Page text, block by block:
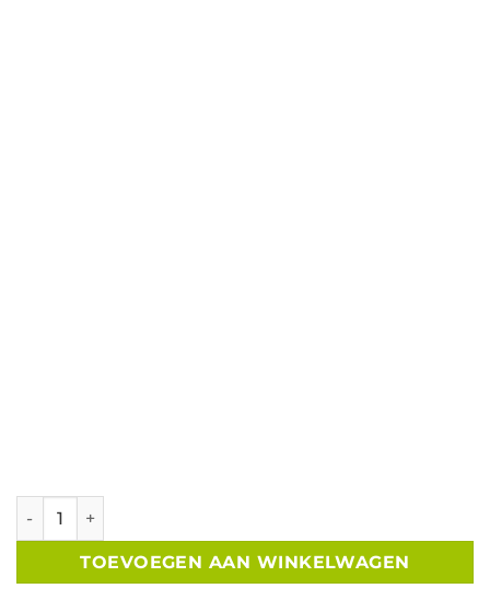
Tuinkamer met glazen schuifwand B300xD250 cm aantal
TOEVOEGEN AAN WINKELWAGEN